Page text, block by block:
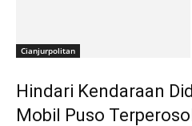
Cianjurpolitan
Hindari Kendaraan
Mobil Puso